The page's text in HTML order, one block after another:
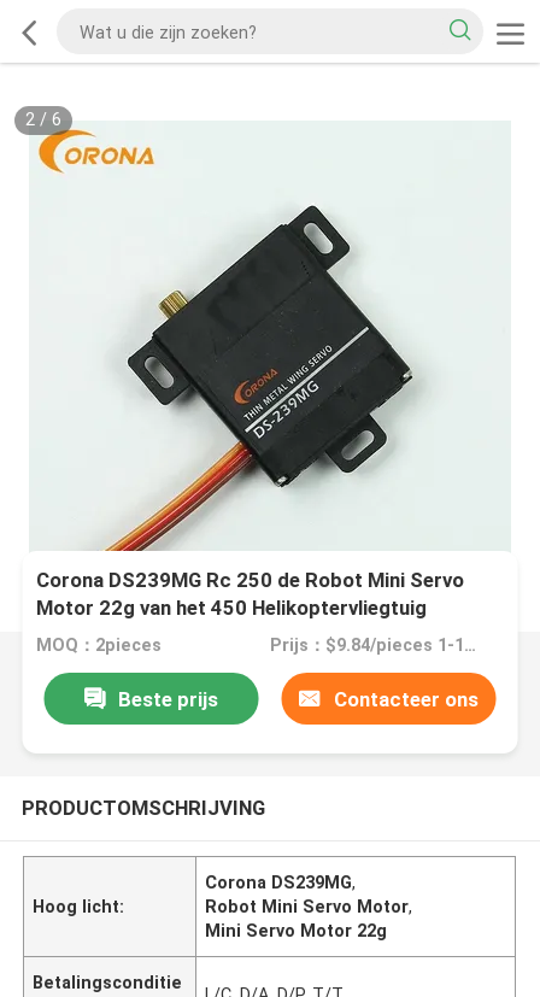
2/ 6
Corona DS239MG Rc 250 de Robot Mini Servo
Motor 22g van het 450 Helikoptervliegtuig
MOQ：2pieces Prijs：$9.84/pieces 1-10 pieces
Beste prijs Contacteer ons
PRODUCTOMSCHRIJVING
Hoog licht:
Corona DS239MG,
Robot Mini Servo Motor,
Mini Servo Motor 22g
Betalingsconditie